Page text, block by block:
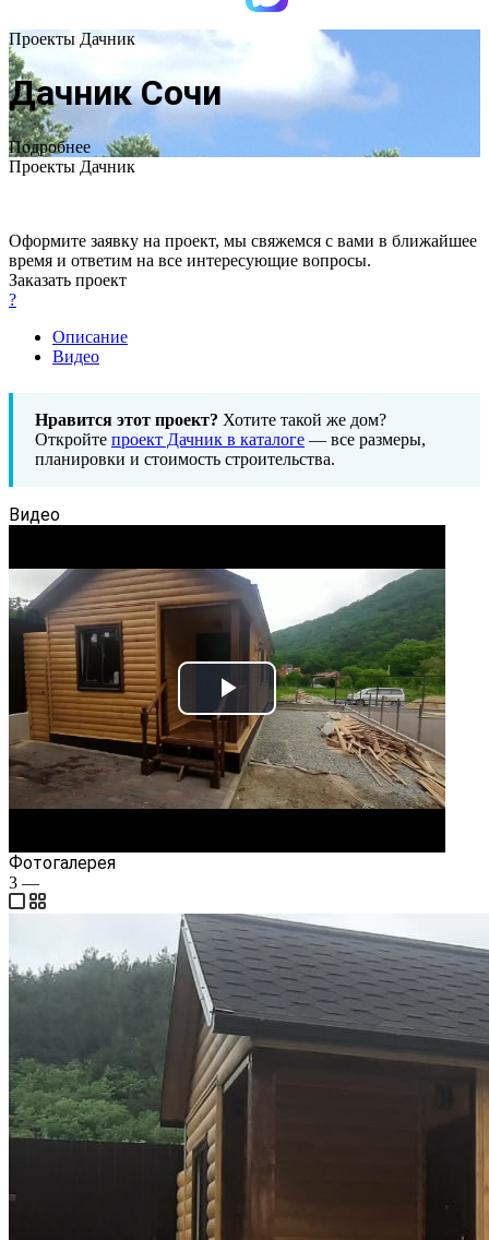
Проекты Дачник
Дачник Сочи
Подробнее
Проекты Дачник
Оформите заявку на проект, мы свяжемся с вами в ближайшее
время и ответим на все интересующие вопросы.
Заказать проект
?
Описание
Видео
Нравится этот проект? Хотите такой же дом?
Откройте проект Дачник в каталоге — все размеры,
планировки и стоимость строительства.
Видео
Play
Video
Фотогалерея
3 —